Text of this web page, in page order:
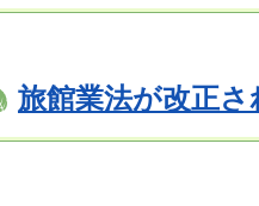
旅館業法が改正さ